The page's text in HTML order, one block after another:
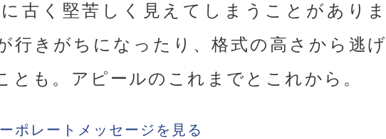
古く堅苦しく見えてしまうことがありま
行きがちになったり、格式の高さから逃げ
とも。アピールのこれまでとこれから。
ポレートメッセージを見る